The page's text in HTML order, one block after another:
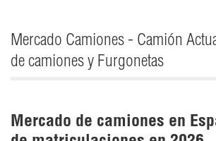
Mercado Camiones - Camión
de camiones y Furgonetas
Mercado de camiones en